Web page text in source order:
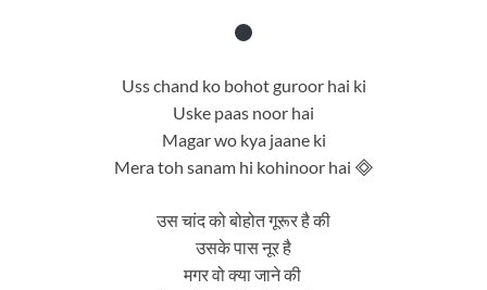
Uss chand ko bohot guroor hai ki
Uske paas noor hai
Magar wo kya jaane ki
Mera toh sanam hi kohinoor hai 🞜
उस चांद को बोहोत गूरूर है की
उसके पास नूर है
मगर वो क्या जाने की